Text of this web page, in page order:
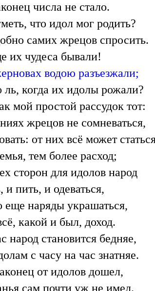
числа не стало.
что идол мог родить?
самих жрецов спросить.
их чудеса бывали!
водою разъезжали;
ль, когда их идолы рожали?
мой простой рассудок тот:
жрецов не сомневаться,
от них всё может
тем более расход;
сторон для идолов народ
и пить, и одеваться,
еще наряды украшаться,
какой и был, доход.
народ становится бедняе,
с часу на час знатняе.
от идолов дошел,
сам почти уж не имел.